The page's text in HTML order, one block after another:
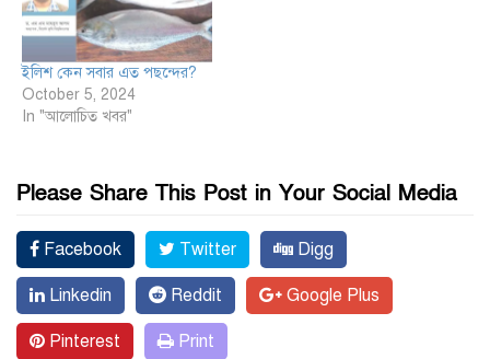
ইলিশ কেন সবার এত পছন্দের?
October 5, 2024
In "আলোচিত খবর"
Please Share This Post in Your Social Media
Facebook Twitter Digg
Linkedin Reddit Google Plus
Pinterest Print